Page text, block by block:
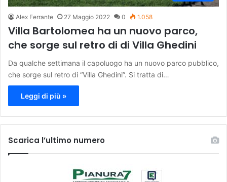
Alex Ferrante 27 Maggio 2022 0 1.058
Villa Bartolomea ha un nuovo parco,
che sorge sul retro di di Villa Ghedini
Da qualche settimana il capoluogo ha un nuovo parco pubblico,
che sorge sul retro di “Villa Ghedini”. Si tratta di…
Leggi di più »
Scarica l’ultimo numero